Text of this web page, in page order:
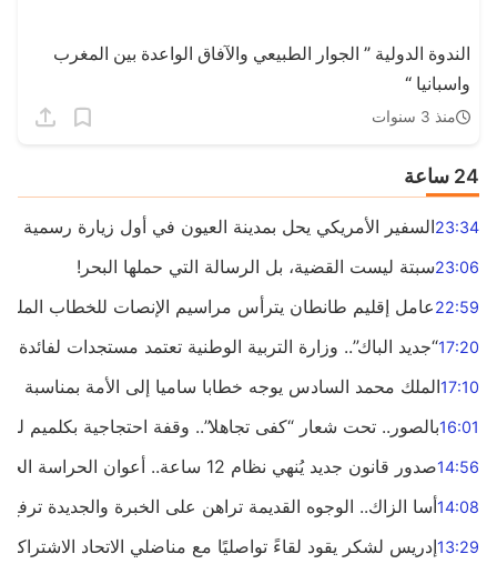
الندوة الدولية ” الجوار الطبيعي والآفاق الواعدة بين المغرب
واسبانيا “
منذ 3 سنوات
24 ساعة
23:34السفير الأمريكي يحل بمدينة العيون في أول زيارة رسمية
23:06سبتة ليست القضية، بل الرسالة التي حملها البحر!
22:59عامل إقليم طانطان يترأس مراسيم الإنصات للخطاب
17:20“جديد الباك”.. وزارة التربية الوطنية تعتمد مستجدات لفائدة
17:10الملك محمد السادس يوجه خطابا ساميا إلى الأمة بمناسبة الذكرى الـ27
16:01بالصور.. تحت شعار “كفى تجاهلا”.. وقفة احتجاجية بكلميم
14:56صدور قانون جديد يُنهي نظام 12 ساعة.. أعوان الحراسة الخاصة يستفيدون من المدة القانونية للشغل
14:08أسا الزاك.. الوجوه القديمة تراهن على الخبرة والجديدة ترفع
13:29إدريس لشكر يقود لقاءً تواصليًا مع مناضلي الاتحاد